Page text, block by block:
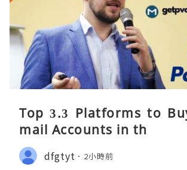
Top 3.3 Platforms to
mail Accounts in th
dfgtyt 2小時前